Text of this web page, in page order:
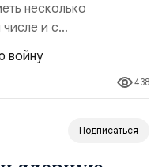
несколько
числе и с
с применением
варианта
экспертный центр
претендующий на
аналитиков
к даль...
438
Подписаться